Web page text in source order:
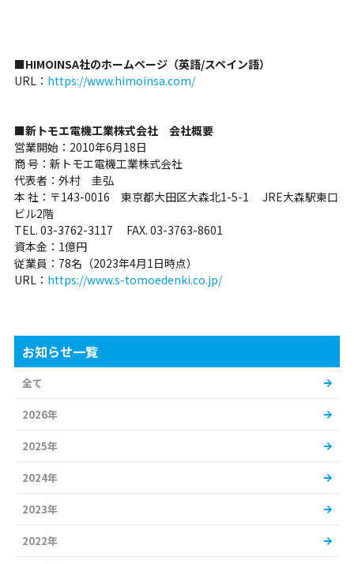
■HIMOINSA社のホームページ（英語/スペイン語）
URL： https://www.himoinsa.com/
■新トモエ電機工業株式会社 会社概要
営業開始：2010年6月18日
商 号：新トモエ電機工業株式会社
代表者：外村 圭弘
本 社：〒143-0016 東京都大田区大森北1-5-1 JRE大森駅東口
ビル2階
TEL. 03-3762-3117 FAX. 03-3763-8601
資本金：1億円
従業員：78名（2023年4月1日時点）
URL： https://www.s-tomoedenki.co.jp/
お知らせ一覧
全て
2026年
2025年
2024年
2023年
2022年